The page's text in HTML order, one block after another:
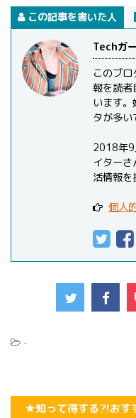
この記事を書いた人
Techガ
このブ
報を読者
います
タが多い
2018年9
イター
活情報
個人
-
★知って得する?!おす